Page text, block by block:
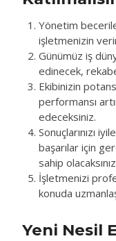
Yönetim
işletmenizin
Günümüz iş
edinecek,
Ekibinizin
performansı
edeceksiniz.
Sonuçlarınızı
başarılar için
sahip
İşletmenizi
konuda
Yeni Nesil